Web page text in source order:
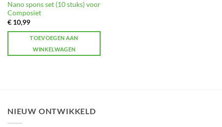
Nano spons set (10 stuks) voor
Composiet
€10,99
TOEVOEGEN AAN
WINKELWAGEN
NIEUW ONTWIKKELD